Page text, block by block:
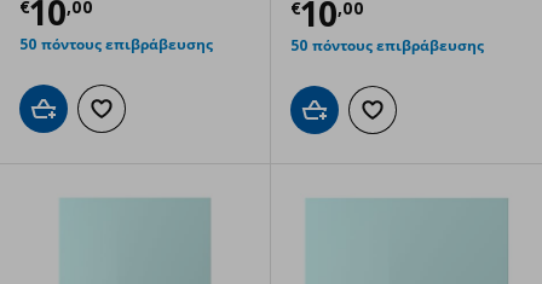
€10,00
Τρέχουσα τιμή € 10,00
50 πόντους επιβράβευσης
Προσθήκη στο καλάθι
Προσθήκη στα αγαπημένα
€10,00
Τρέχουσα
50 πόντους επιβράβευσης
Προσθήκη στο καλάθι
Προσθήκη στα